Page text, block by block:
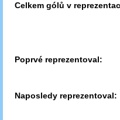
Celkem gólů v
Poprvé reprezentoval:
Naposledy reprezentoval: